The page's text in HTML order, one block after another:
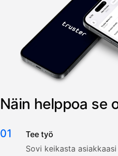
Näin helppoa se
01
Tee työ
Sovi keikasta